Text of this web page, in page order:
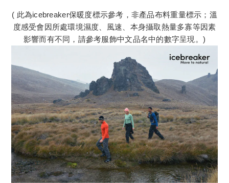
( 此為icebreaker保暖度標示參考，非產品布料重量標示；溫
度感受會因所處環境濕度、風速、本身攝取熱量多寡等因素
影響而有不同，請參考服飾中文品名中的數字呈現。)